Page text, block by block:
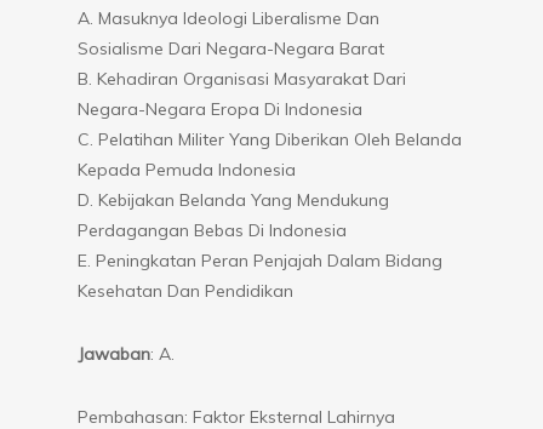
A. Masuknya Ideologi Liberalisme Dan
Sosialisme Dari Negara-Negara Barat
B. Kehadiran Organisasi Masyarakat Dari
Negara-Negara Eropa Di Indonesia
C. Pelatihan Militer Yang Diberikan Oleh Belanda
Kepada Pemuda Indonesia
D. Kebijakan Belanda Yang Mendukung
Perdagangan Bebas Di Indonesia
E. Peningkatan Peran Penjajah Dalam Bidang
Kesehatan Dan Pendidikan
Jawaban: A.
Pembahasan: Faktor Eksternal Lahirnya